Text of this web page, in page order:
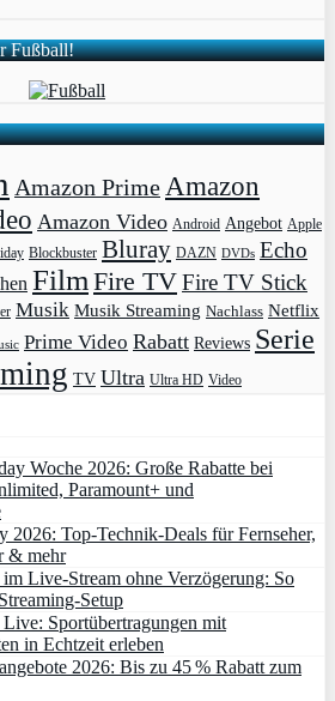
Fußball!
Amazon PrimeAmazon
Amazon Video Android Angebot Apple
Blockbuster Bluray DAZN DVDs Echo
FilmFire TVFire TV Stick
Musik Musik Streaming Nachlass Netflix
Prime Video Rabatt Reviews Serie
TV Ultra Ultra HD Video
Woche 2026: Große Rabatte bei
Paramount+ und
2026: Top-Technik-Deals für Fernseher,
& mehr
Live-Stream ohne Verzögerung: So
Setup
Sportübertragungen mit
in Echtzeit erleben
2026: Bis zu 45 % Rabatt zum